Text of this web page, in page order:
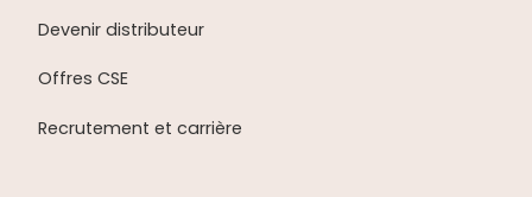
Devenir distributeur
Offres CSE
Recrutement et carrière